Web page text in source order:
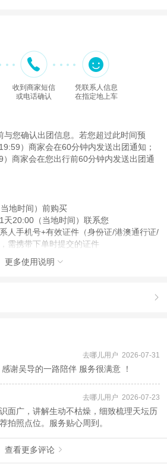
收到商家短信
或电话确认
凭联系人信息
在指定地上车
与您确认出团信息。若您超过此时间预
）商家会在60分钟内发送出团通知；
商家会在您出行前60分钟内发送出团通
地时间）前购买
天20:00（当地时间）联系您
人手机号+有效证件（身份证/港澳通行证/
需携带下单时提交的证件
社有限公司代理招徕，委托社为悠享(北京)国际
务和操作由委托社及其有资质的地接社提供
更多使用说明 

）前，请务必仔细阅读
游文明公约，使您的旅程顺利圆满完成，
手册》 ，请您认真阅读并切实遵守。
去哪儿用户 2026-07-31
今天在天坛游览的很开心 感谢吴导的一路陪伴 服务很满意 ！
去哪儿用户 2026-07-23
面广，讲解生动不枯燥，细致梳理天坛历
拍照点位。服务贴心周到。
查看更多评论 